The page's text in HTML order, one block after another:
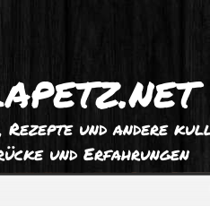
Rezepte und andere
und Erfahrungen